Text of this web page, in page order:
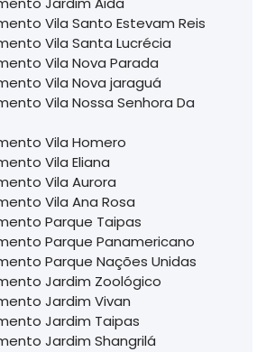
Vila Santo Estevam Reis
Vila Santa Lucrécia
Vila Nova Parada
Vila Nova jaraguá
Vila Nossa Senhora Da
Vila Homero
Vila Eliana
Vila Aurora
Vila Ana Rosa
Parque Taipas
Parque Panamericano
Parque Nações Unidas
Jardim Zoológico
Jardim Vivan
Jardim Taipas
Jardim Shangrilá